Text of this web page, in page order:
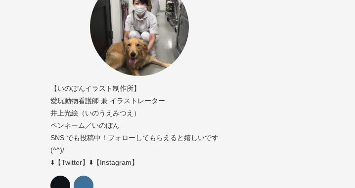
【いのぼんイラスト制作所】
愛玩動物看護師 兼 イラストレーター
井上光絵（いのうえみつえ）
ペンネーム／いのぼん
SNS でも投稿中！フォローしてもらえると嬉しいです
(^^)/
⬇️【Twitter】⬇️【Instagram】